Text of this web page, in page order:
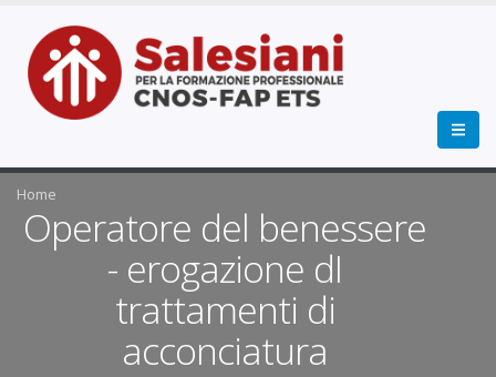
Home
Operatore del benessere
- erogazione dI
trattamenti di
acconciatura